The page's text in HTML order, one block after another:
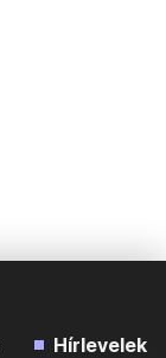
Hírlevelek